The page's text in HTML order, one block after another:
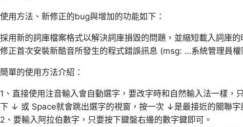
使用方法、新修正的bug與增加的功能如下：
採用新的詞庫檔案格式以解決詞庫損毀的問題，並縮短載入詞庫的
修正首次安裝新酷音所發生的程式錯誤訊息 (msg: …系統管理員權
簡單的使用方法介紹：
1、直接使用注音輸入會自動選字，要改字時和自然輸入法一樣，
下 ↓ 或 Space就會跳出選字的視窗，按一次 ↓是最接近的關聯字
2、要輸入阿拉伯數字，只要按下鍵盤右邊的數字鍵即可。